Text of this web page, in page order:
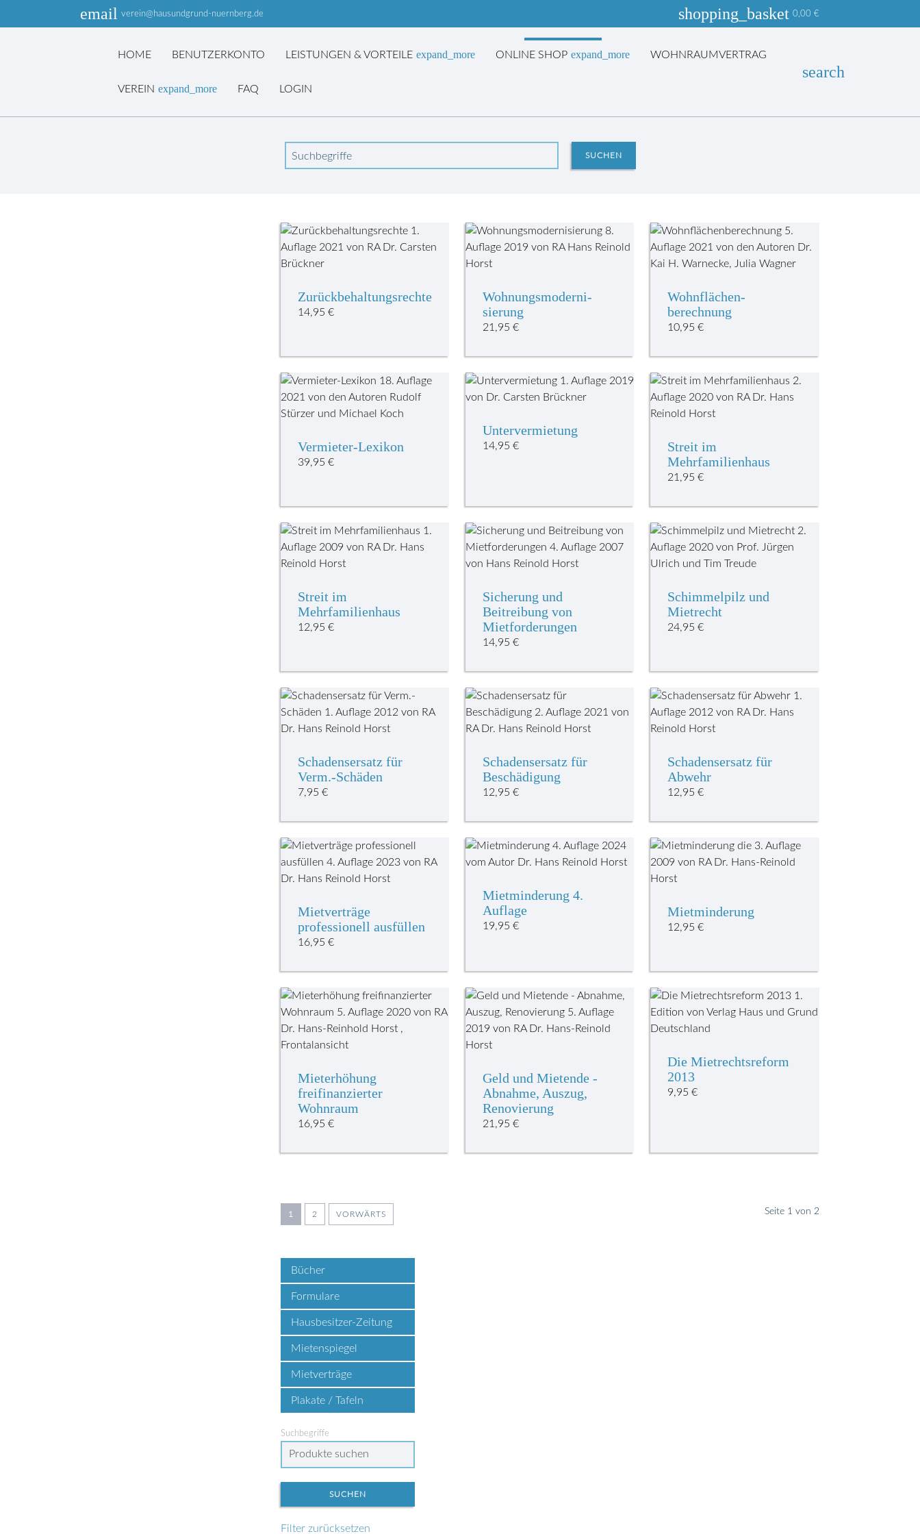
email verein@hausundgrund-nuernberg.de shopping_basket 0,00 €
HOME BENUTZERKONTO LEISTUNGEN & VORTEILE expand_more ONLINE SHOP expand_more WOHNRAUMVERTRAG
VEREIN expand_more FAQ LOGIN
search
Suchbegriffe SUCHEN
Zurückbehaltungs­rechte
14,95 €
Wohnungsmoderni­
sierung
21,95 €
Wohnflächen­
berechnung
10,95€
Vermieter-Lexikon
39,95 €
Untervermietung
14,95 €
Streit im
Mehrfamilienhaus
21,95€
Streit im
Mehrfamilienhaus
12,95 €
Sicherung und
Beitreibung von
Mietforderungen
14,95 €
Schimmelpilz und
Mietrecht
24,95€
Schadensersatz für
Verm.-Schäden
7,95 €
Schadensersatz für
Beschädigung
12,95 €
Schadensersatz für
Abwehr
12,95€
Mietverträge
professionell ausfüllen
16,95 €
Mietminderung 4.
Auflage
19,95 €
Mietminderung
12,95€
Mieterhöhung
freifinanzierter
Wohnraum
16,95 €
Geld und Mietende -
Abnahme, Auszug,
Renovierung
21,95 €
Die Mietrechtsreform
2013
9,95€
Seite 1 von 2
1 2 VORWÄRTS
Bücher
Formulare
Hausbesitzer-Zeitung
Mietenspiegel
Mietverträge
Plakate / Tafeln
Suchbegriffe
Filter zurücksetzen